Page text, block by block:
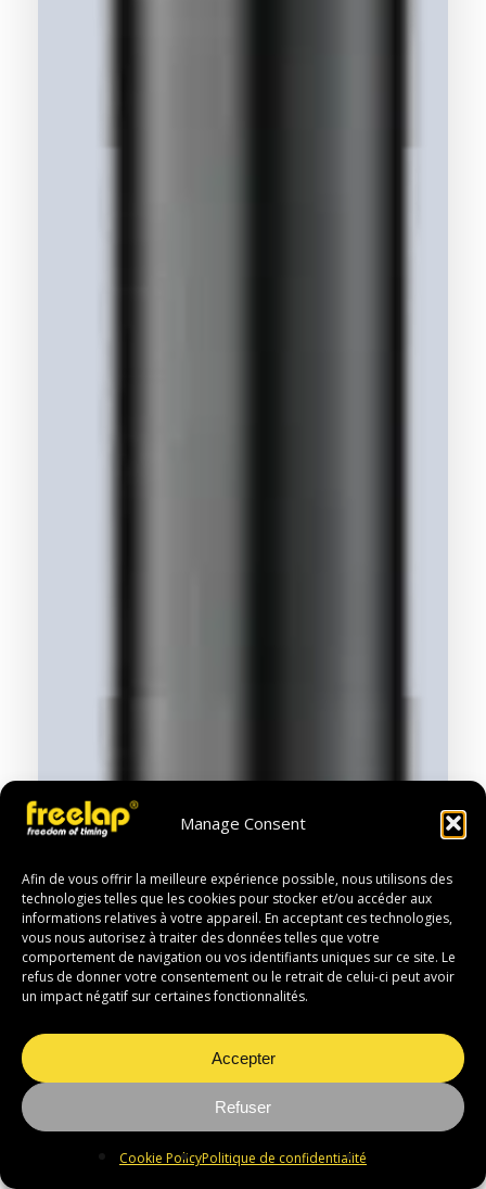
Manage Consent
Afin de vous offrir la meilleure expérience possible, nous utilisons des
technologies telles que les cookies pour stocker et/ou accéder aux
informations relatives à votre appareil. En acceptant ces technologies,
vous nous autorisez à traiter des données telles que votre
comportement de navigation ou vos identifiants uniques sur ce site. Le
refus de donner votre consentement ou le retrait de celui-ci peut avoir
un impact négatif sur certaines fonctionnalités.
Accepter
Refuser
Cookie PolicyPolitique de confidentialité